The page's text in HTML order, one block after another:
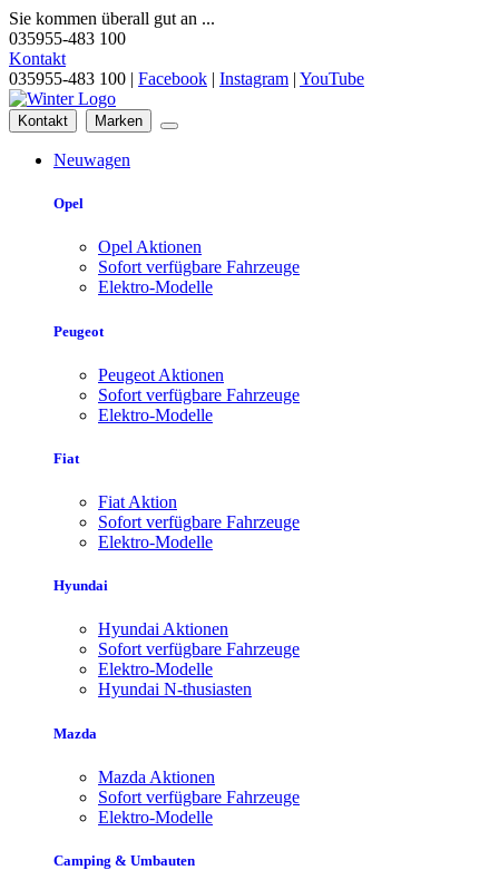
Sie kommen überall gut an ...
035955-483 100
Kontakt
035955-483 100 | Facebook | Instagram | YouTube
Kontakt Marken
Neuwagen
Opel
Opel Aktionen
Sofort verfügbare Fahrzeuge
Elektro-Modelle
Peugeot
Peugeot Aktionen
Sofort verfügbare Fahrzeuge
Elektro-Modelle
Fiat
Fiat Aktion
Sofort verfügbare Fahrzeuge
Elektro-Modelle
Hyundai
Hyundai Aktionen
Sofort verfügbare Fahrzeuge
Elektro-Modelle
Hyundai N-thusiasten
Mazda
Mazda Aktionen
Sofort verfügbare Fahrzeuge
Elektro-Modelle
Camping & Umbauten